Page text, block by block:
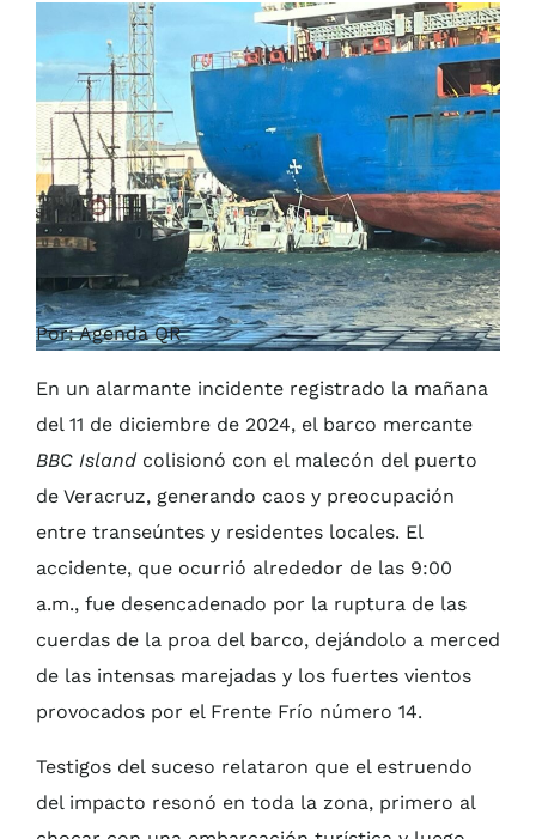
Por: Agenda QR
En un alarmante incidente registrado la mañana
del 11 de diciembre de 2024, el barco mercante
BBC Island colisionó con el malecón del puerto
de Veracruz, generando caos y preocupación
entre transeúntes y residentes locales. El
accidente, que ocurrió alrededor de las 9:00
a.m., fue desencadenado por la ruptura de las
cuerdas de la proa del barco, dejándolo a merced
de las intensas marejadas y los fuertes vientos
provocados por el Frente Frío número 14.
Testigos del suceso relataron que el estruendo
del impacto resonó en toda la zona, primero al